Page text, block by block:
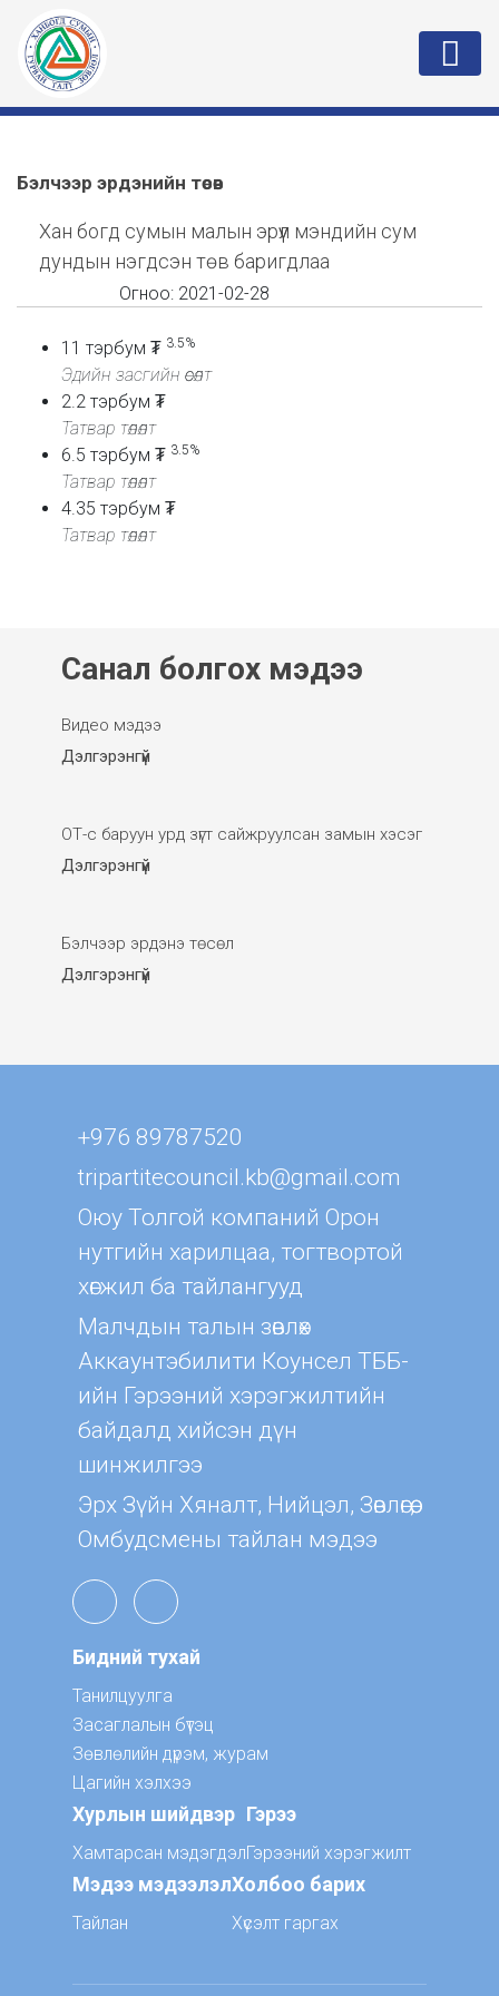
Бэлчээр эрдэнийн төсөв
Хан богд сумын малын эрүүл мэндийн сум
дундын нэгдсэн төв баригдлаа
Огноо: 2021-02-28
11 тэрбум ₮ 3.5%
Эдийн засгийн өсөлт
2.2 тэрбум ₮
Татвар төлөлт
6.5 тэрбум ₮ 3.5%
Татвар төлөлт
4.35 тэрбум ₮
Татвар төлөлт
Санал болгох мэдээ
Видео мэдээ
Дэлгэрэнгүй
ОТ-с баруун урд зүгт сайжруулсан замын хэсэг
Дэлгэрэнгүй
Бэлчээр эрдэнэ төсөл
Дэлгэрэнгүй
+976 89787520
tripartitecouncil.kb@gmail.com
Оюу Толгой компаний Орон
нутгийн харилцаа, тогтвортой
хөгжил ба тайлангууд
Малчдын талын зөвлөх
Aккаунтэбилити Коунсел ТББ-
ийн Гэрээний хэрэгжилтийн
байдалд хийсэн дүн
шинжилгээ
Эрх Зүйн Хяналт, Нийцэл, Зөвлөгөө,
Омбудсмены тайлан мэдээ
Бидний тухай
Танилцуулга
Засаглалын бүтэц
Зөвлөлийн дүрэм, журам
Цагийн хэлхээ
Хурлын шийдвэр
Хамтарсан мэдэгдэл
Гэрээ
Гэрээний хэрэгжилт
Мэдээ мэдээлэл
Тайлан
Холбоо барих
Хүсэлт гаргах